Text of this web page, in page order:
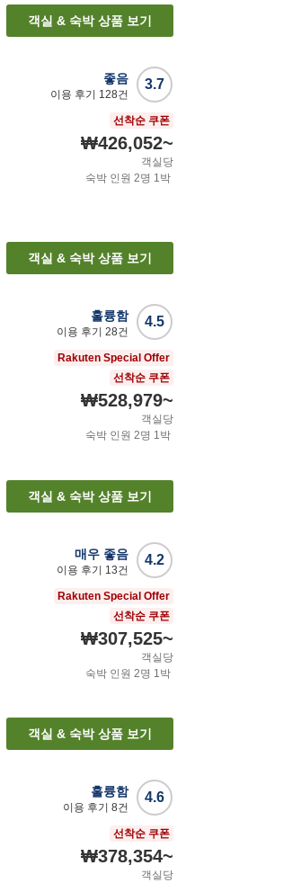
객실 & 숙박 상품 보기
3.7
좋음
이용 후기 128건
선착순 쿠폰
₩426,052~
객실당
숙박 인원 2명 1박
객실 & 숙박 상품 보기
4.5
훌륭함
이용 후기 28건
Rakuten Special Offer
선착순 쿠폰
₩528,979~
객실당
숙박 인원 2명 1박
객실 & 숙박 상품 보기
4.2
매우 좋음
이용 후기 13건
Rakuten Special Offer
선착순 쿠폰
₩307,525~
객실당
숙박 인원 2명 1박
객실 & 숙박 상품 보기
4.6
훌륭함
이용 후기 8건
선착순 쿠폰
₩378,354~
객실당